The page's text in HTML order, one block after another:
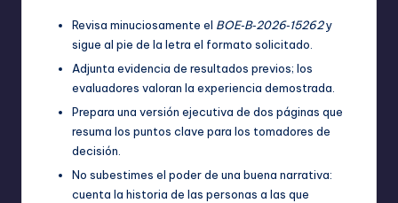
Revisa minuciosamente el BOE‑B‑2026‑15262y
sigue al pie de la letra el formato solicitado.
Adjunta evidencia de resultados previos; los
evaluadores valoran la experiencia demostrada.
Prepara una versión ejecutiva de dos páginas que
resuma los puntos clave para los tomadores de
decisión.
No subestimes el poder de una buena narrativa:
cuenta la historia de las personas a las que